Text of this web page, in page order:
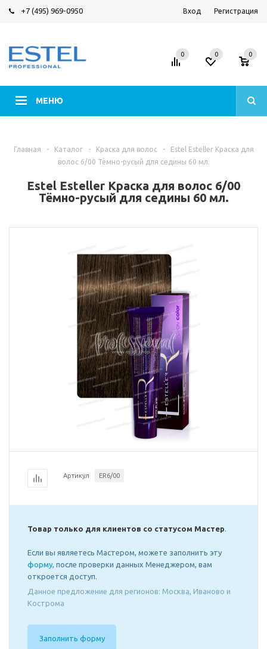
+7 (495) 969-0950 Вход Регистрация
МЕНЮ
0 0 0
Главная - Каталог - Краска для волос -
Estel Esteller Краска для
волос 6/00 Тёмно-русый для седины 60 мл.
Estel Esteller Краска для волос 6/00
Тёмно-русый для седины 60 мл.
Артикул ER6/00
Товар только для клиентов со статусом Мастер.
Если вы являетесь Мастером, можете заполнить эту
форму, после проверки данных Менеджером, вам
откроется доступ.
Данное предложение для регионов: Москва, Иваново и
Кострома
Заполнить форму